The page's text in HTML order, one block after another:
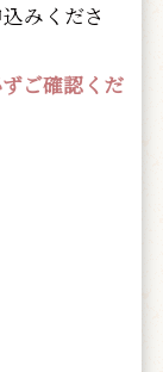
みくださ
ご確認くだ